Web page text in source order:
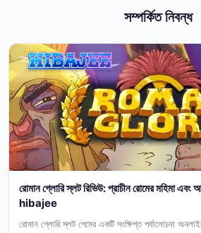
সম্পর্কিত নিবন্ধ
রোমান গ্লোরি স্লট রিভিউ: প্রাচীন রোমের মহিমা এবং
hibajee
রোমান গ্লোরি স্লট গেমের একটি সংক্ষিপ্ত পর্যালোচনা